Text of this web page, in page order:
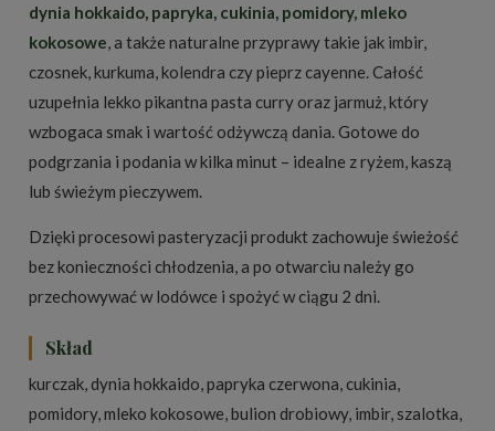
dynia hokkaido, papryka, cukinia, pomidory, mleko
kokosowe, a także naturalne przyprawy takie jak imbir,
czosnek, kurkuma, kolendra czy pieprz cayenne. Całość
uzupełnia lekko pikantna pasta curry oraz jarmuż, który
wzbogaca smak i wartość odżywczą dania. Gotowe do
podgrzania i podania w kilka minut – idealne z ryżem, kaszą
lub świeżym pieczywem.
Dzięki procesowi pasteryzacji produkt zachowuje świeżość
bez konieczności chłodzenia, a po otwarciu należy go
przechowywać w lodówce i spożyć w ciągu 2 dni.
Skład
kurczak, dynia hokkaido, papryka czerwona, cukinia,
pomidory, mleko kokosowe, bulion drobiowy, imbir, szalotka,